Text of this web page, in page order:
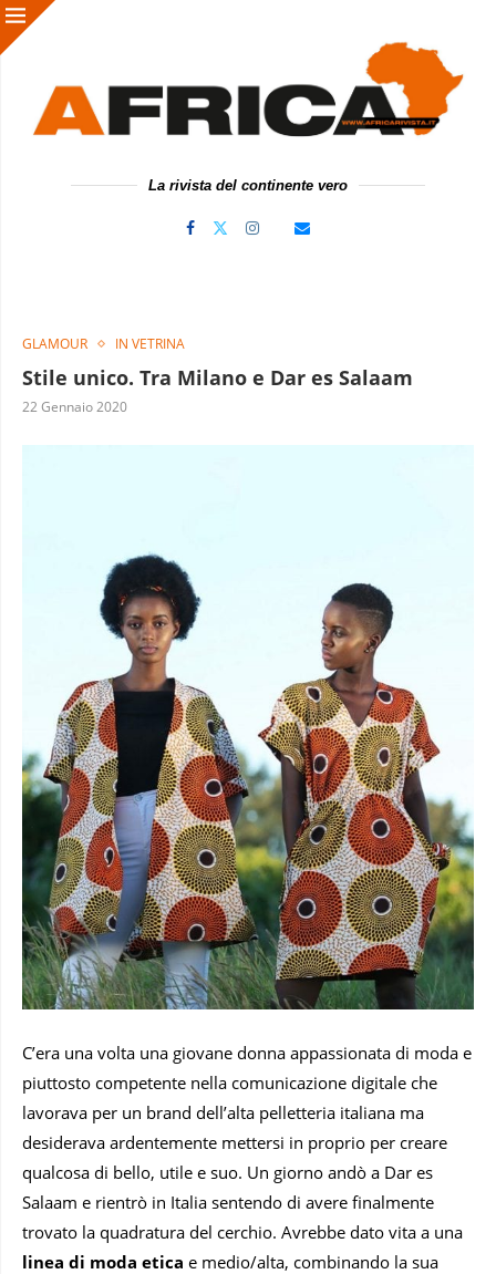
La rivista del continente vero
GLAMOUR IN VETRINA
Stile unico. Tra Milano e Dar es Salaam
22 Gennaio 2020
C’era una volta una giovane donna appassionata di moda e
piuttosto competente nella comunicazione digitale che
lavorava per un brand dell’alta pelletteria italiana ma
desiderava ardentemente mettersi in proprio per creare
qualcosa di bello, utile e suo. Un giorno andò a Dar es
Salaam e rientrò in Italia sentendo di avere finalmente
trovato la quadratura del cerchio. Avrebbe dato vita a una
linea di moda etica e medio/alta, combinando la sua